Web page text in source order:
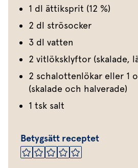
1 dl ättiksprit (12 %)
2 dl strösocker
3 dl vatten
2 vitlöksklyftor (skalade,
2 schalottenlökar eller 1
(skalade och halverade)
1 tsk salt
Betygsätt receptet